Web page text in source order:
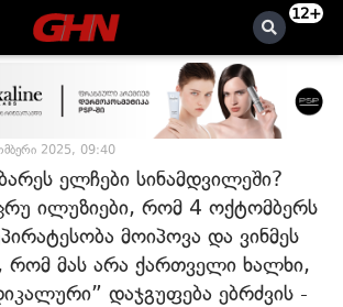
12+
2025, 09:40
ელჩები სინამდვილეში?
ილუზიები, რომ 4 ოქტომბერს
მოიპოვა და ვინმეს
რომ მას არა ქართველი ხალხი,
დაჯგუფება ებრძვის -